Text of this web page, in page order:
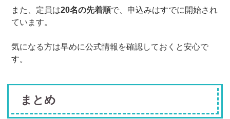
また、定員は20名の先着順で、申込みはすでに開始され
ています。
気になる方は早めに公式情報を確認しておくと安心で
す。
まとめ